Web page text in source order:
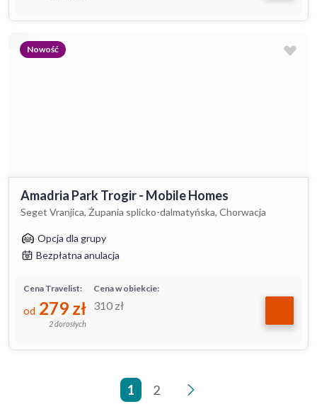
Nowość
Amadria Park Trogir - Mobile Homes
Seget Vranjica, Żupania splicko-dalmatyńska, Chorwacja
Opcja dla grupy
Bezpłatna anulacja
Cena w obiekcie:
310 zł
Cena Travelist:
od 279 zł
2 dorosłych
1 2
>